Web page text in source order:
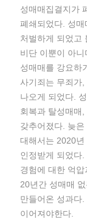
성매매집결지가
폐쇄되었다. 성
처벌하게 되었고
비단 이뿐이 아
성매매를 강요하
사기죄는 무죄가
나오게 되었다.
회복과 탈성매매
갖추어졌다. 늦
대해서는 2020년
인정받게 되었다.
경험에 대한 억
20년간 성매매
만들어온 성과다
이어져야한다.